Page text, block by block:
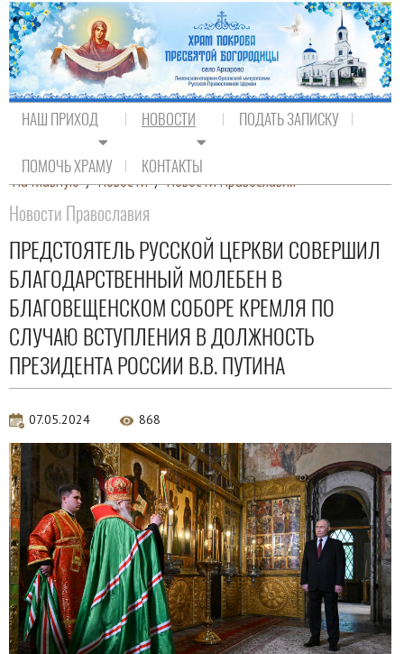
НАШ ПРИХОД НОВОСТИ ПОДАТЬ ЗАПИСКУ
ПОМОЧЬ ХРАМУ КОНТАКТЫ
На главную / Новости / Новости Православия
Новости Православия
ПРЕДСТОЯТЕЛЬ РУССКОЙ ЦЕРКВИ СОВЕРШИЛ
БЛАГОДАРСТВЕННЫЙ МОЛЕБЕН В
БЛАГОВЕЩЕНСКОМ СОБОРЕ КРЕМЛЯ ПО
СЛУЧАЮ ВСТУПЛЕНИЯ В ДОЛЖНОСТЬ
ПРЕЗИДЕНТА РОССИИ В.В. ПУТИНА
07.05.2024 868